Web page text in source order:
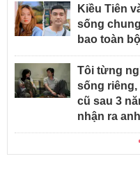
Kiều Tiên
sống
bao toàn
Tôi từng
sống riêng,
cũ sau 3
nhận ra anh